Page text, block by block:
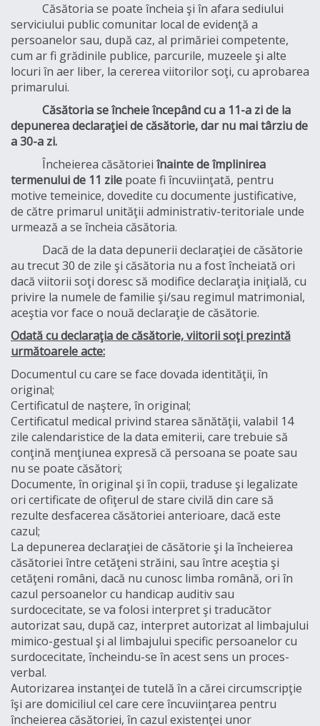
Căsătoria se poate încheia şi în afara sediului
serviciului public comunitar local de evidenţă a
persoanelor sau, după caz, al primăriei competente,
cum ar fi grădinile publice, parcurile, muzeele şi alte
locuri în aer liber, la cererea viitorilor soţi, cu aprobarea
primarului.
Căsătoria se încheie începând cu a 11-a zi de la
depunerea declaraţiei de căsătorie, dar nu mai târziu de
a 30-a zi.
Încheierea căsătorieiînainte de împlinirea
termenului de 11 zile poate fi încuviinţată, pentru
motive temeinice, dovedite cu documente justificative,
de către primarul unităţii administrativ-teritoriale unde
urmează a se încheia căsătoria.
Dacă de la data depunerii declaraţiei de căsătorie
au trecut 30 de zile şi căsătoria nu a fost încheiată ori
dacă viitorii soţi doresc să modifice declaraţia iniţială, cu
privire la numele de familie şi/sau regimul matrimonial,
aceştia vor face o nouă declaraţie de căsătorie.
Odată cu declaraţia de căsătorie, viitorii soţi prezintă
următoarele acte:
Documentul cu care se face dovada identităţii, în
original;
Certificatul de naştere, în original;
Certificatul medical privind starea sănătăţii, valabil 14
zile calendaristice de la data emiterii, care trebuie să
conţină menţiunea expresă că persoana se poate sau
nu se poate căsători;
Documente, în original şi în copii, traduse şi legalizate
ori certificate de ofiţerul de stare civilă din care să
rezulte desfacerea căsătoriei anterioare, dacă este
cazul;
La depunerea declaraţiei de căsătorie şi la încheierea
căsătoriei între cetăţeni străini, sau între aceştia şi
cetăţeni români, dacă nu cunosc limba română, ori în
cazul persoanelor cu handicap auditiv sau
surdocecitate, se va folosi interpret şi traducător
autorizat sau, după caz, interpret autorizat al limbajului
mimico-gestual şi al limbajului specific persoanelor cu
surdocecitate, încheindu-se în acest sens un proces-
verbal.
Autorizarea instanţei de tutelă în a cărei circumscripţie
îşi are domiciliul cel care cere încuviinţarea pentru
încheierea căsătoriei, în cazul existenţei unor